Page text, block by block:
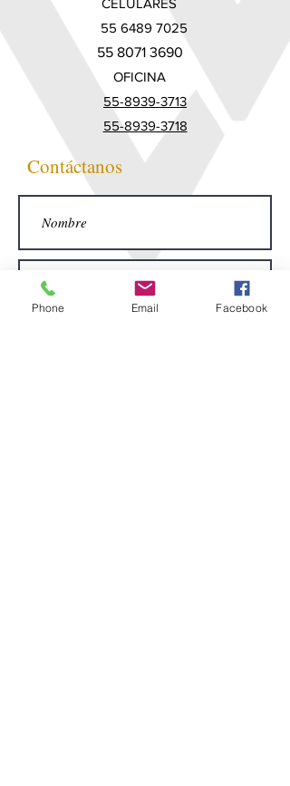
CELULARES
55 6489 7025
55 8071 3690
OFICINA
55-8939-3713
55-8939-3718
Contáctanos
Phone Email Facebook